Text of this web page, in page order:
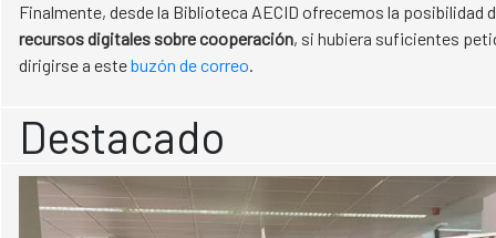
Finalmente, desde la Biblioteca AECID ofrecemos la posibilidad
recursos digitales sobre cooperación, si hubiera suficientes
dirigirse a estebuzón de correo.
Destacado